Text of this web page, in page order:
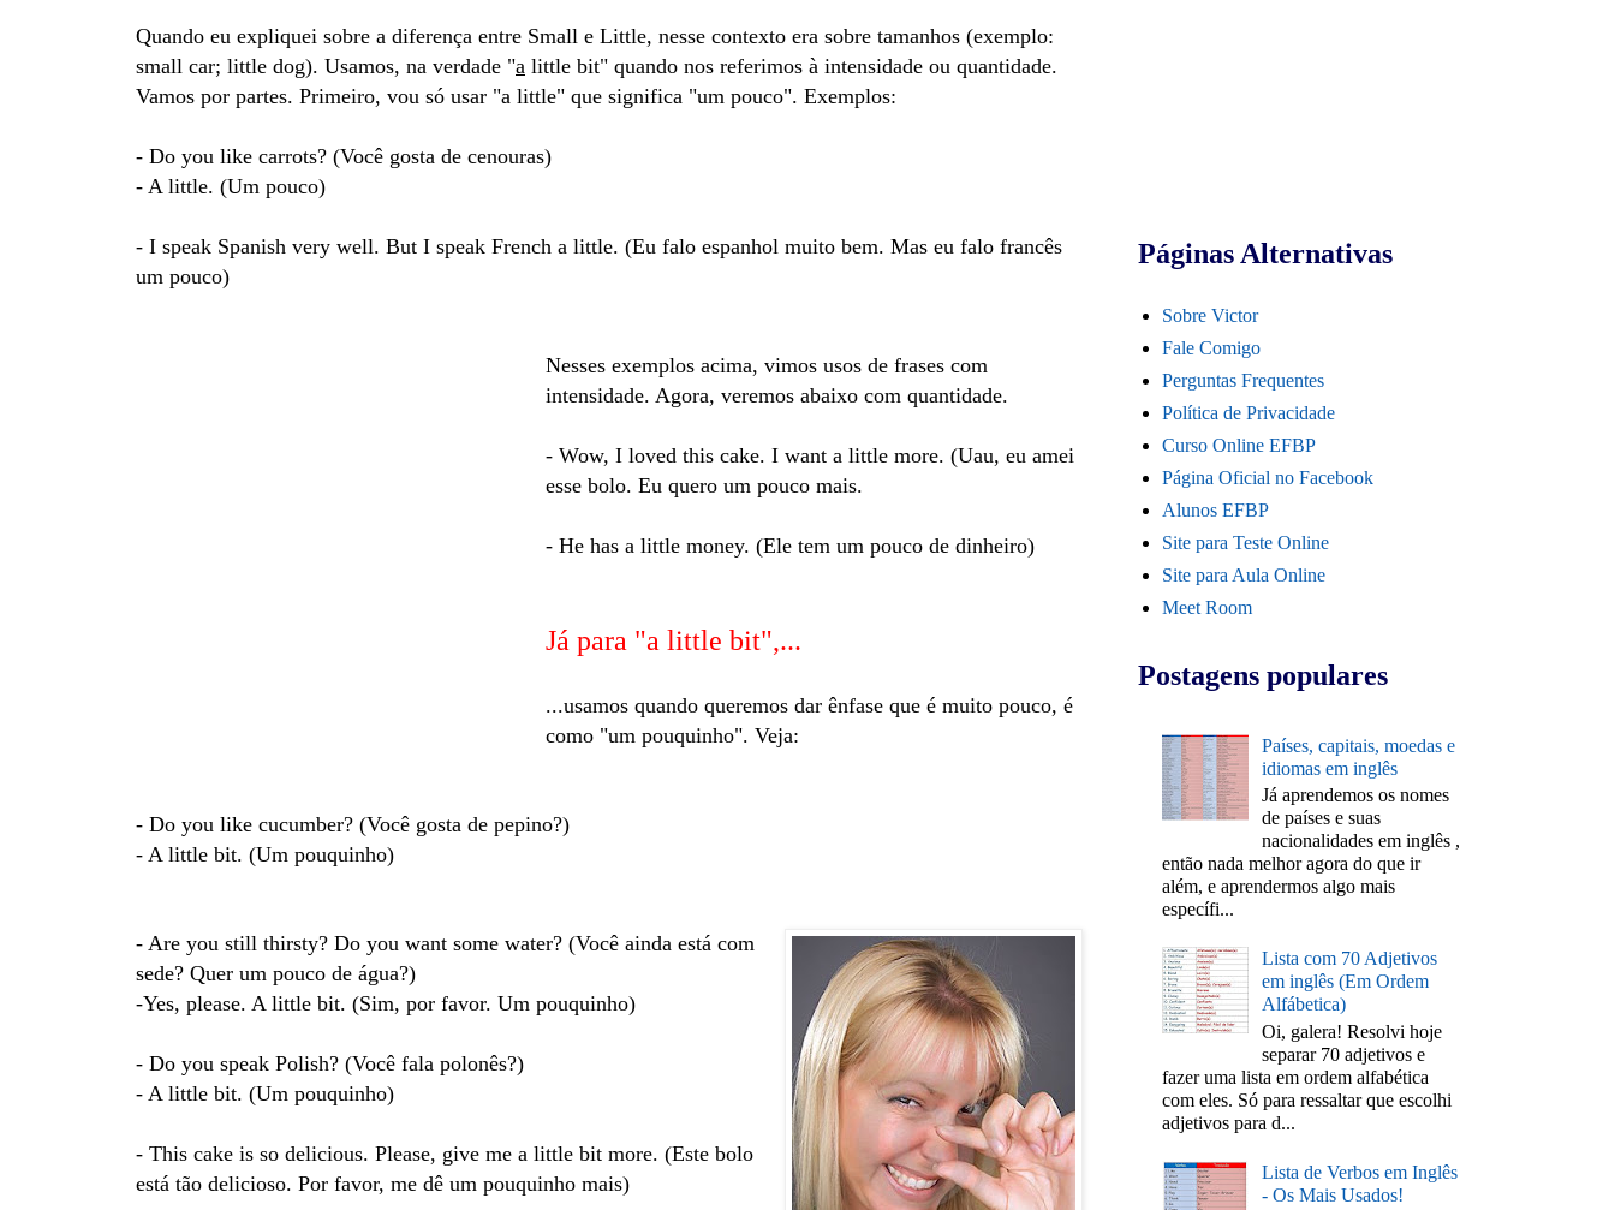
Quando eu expliquei sobre a diferença entre Small e Little, nesse contexto era sobre tamanhos (exemplo:
small car; little dog). Usamos, na verdade "a little bit" quando nos referimos à intensidade ou quantidade.
Vamos por partes. Primeiro, vou só usar "a little" que significa "um pouco". Exemplos:
- Do you like carrots? (Você gosta de cenouras)
- A little. (Um pouco)
- I speak Spanish very well. But I speak French a little. (Eu falo espanhol muito bem. Mas eu falo francês
um pouco)
Nesses exemplos acima, vimos usos de frases com
intensidade. Agora, veremos abaixo com quantidade.
- Wow, I loved this cake. I want a little more. (Uau, eu amei
esse bolo. Eu quero um pouco mais.
- He has a little money. (Ele tem um pouco de dinheiro)
Já para "a little bit",...
...usamos quando queremos dar ênfase que é muito pouco, é
como "um pouquinho". Veja:
- Do you like cucumber? (Você gosta de pepino?)
- A little bit. (Um pouquinho)
- Are you still thirsty? Do you want some water? (Você ainda está com
sede? Quer um pouco de água?)
-Yes, please. A little bit. (Sim, por favor. Um pouquinho)
- Do you speak Polish? (Você fala polonês?)
- A little bit. (Um pouquinho)
- This cake is so delicious. Please, give me a little bit more. (Este bolo
está tão delicioso. Por favor, me dê um pouquinho mais)
Páginas Alternativas
Sobre Victor
Fale Comigo
Perguntas Frequentes
Política de Privacidade
Curso Online EFBP
Página Oficial no Facebook
Alunos EFBP
Site para Teste Online
Site para Aula Online
Meet Room
Postagens populares
Países, capitais, moedas e
idiomas em inglês
Já aprendemos os nomes
de países e suas
nacionalidades em inglês ,
então nada melhor agora do que ir
além, e aprendermos algo mais
específi...
Lista com 70 Adjetivos
em inglês (Em Ordem
Alfábetica)
Oi, galera! Resolvi hoje
separar 70 adjetivos e
fazer uma lista em ordem alfabética
com eles. Só para ressaltar que escolhi
adjetivos para d...
Lista de Verbos em Inglês
- Os Mais Usados!